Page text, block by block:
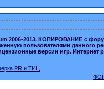
2006-2013. КОПИРОВАНИЕ с
пользователями данного
версии игр.